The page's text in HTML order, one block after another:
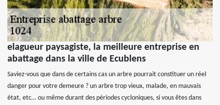
elagueur paysagiste, la meilleure entreprise en
abattage dans la ville de Ecublens
Saviez-vous que dans de certains cas un arbre pourrait constituer un réel
danger pour votre demeure ? un arbre trop vieux, malade, en mauvais
état, etc… ou même durant des périodes cycloniques, si vous êtes dans